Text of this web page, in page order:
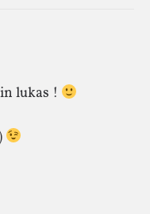
lukas !